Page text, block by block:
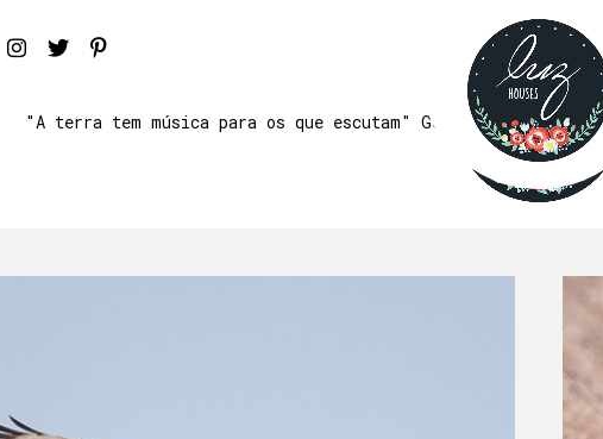
FAUNA
"A terra tem música para os que escutam" George Santayana